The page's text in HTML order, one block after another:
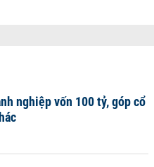
nghiệp vốn 100 tỷ, góp cổ